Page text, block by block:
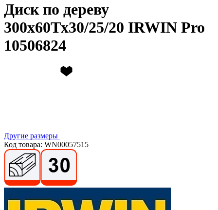
Диск по дереву
300х60Tх30/25/20 IRWIN Pro
10506824
Другие размеры
Код товара: WN00057515